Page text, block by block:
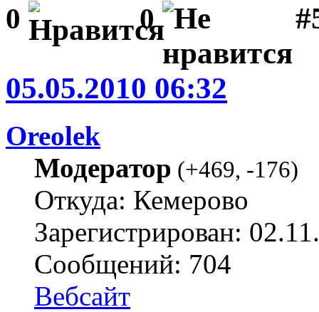
0 0
05.05.2010 06:32
Oreolek
Модератор (+469, -176)
Откуда: Кемерово
Зарегистрирован:
Сообщений: 704
Вебсайт